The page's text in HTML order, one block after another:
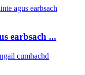
earbsach ...